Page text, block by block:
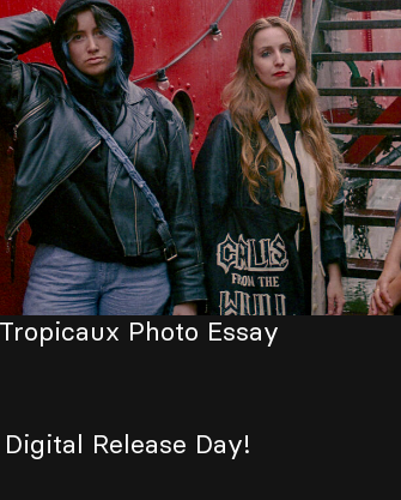
Photo Essay
Release Day!